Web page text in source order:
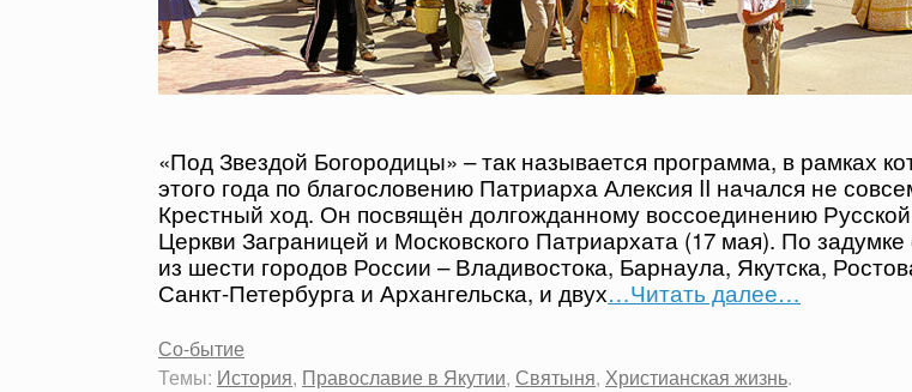
«Под Звездой Богородицы» – так называется программа, в рамках
этого года по благословению Патриарха Алексия II начался не
Крестный ход. Он посвящён долгожданному воссоединению
Церкви Заграницей и Московского Патриархата (17 мая). По задумке
из шести городов России – Владивостока, Барнаула, Якутска,
Санкт-Петербурга и Архангельска, и двух…Читать далее…
Со-бытие
Темы: История, Православие в Якутии, Святыня, Христианская жизнь.